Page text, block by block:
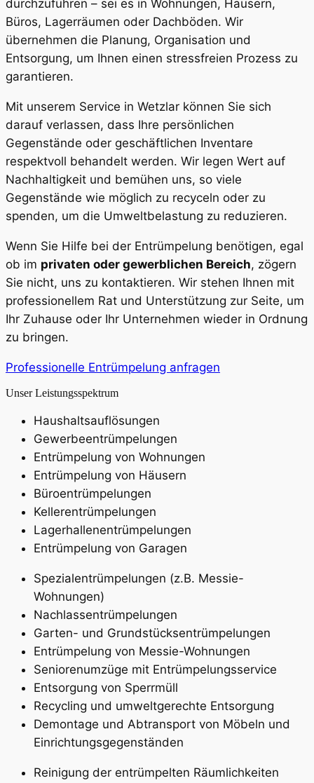
durchzuführen – sei es in Wohnungen, Häusern,
Büros, Lagerräumen oder Dachböden. Wir
übernehmen die Planung, Organisation und
Entsorgung, um Ihnen einen stressfreien Prozess zu
garantieren.
Mit unserem Service in Wetzlar können Sie sich
darauf verlassen, dass Ihre persönlichen
Gegenstände oder geschäftlichen Inventare
respektvoll behandelt werden. Wir legen Wert auf
Nachhaltigkeit und bemühen uns, so viele
Gegenstände wie möglich zu recyceln oder zu
spenden, um die Umweltbelastung zu reduzieren.
Wenn Sie Hilfe bei der Entrümpelung benötigen, egal
ob im privaten oder gewerblichen Bereich, zögern
Sie nicht, uns zu kontaktieren. Wir stehen Ihnen mit
professionellem Rat und Unterstützung zur Seite, um
Ihr Zuhause oder Ihr Unternehmen wieder in Ordnung
zu bringen.
Professionelle Entrümpelung anfragen
Unser Leistungsspektrum
Haushaltsauflösungen
Gewerbeentrümpelungen
Entrümpelung von Wohnungen
Entrümpelung von Häusern
Büroentrümpelungen
Kellerentrümpelungen
Lagerhallenentrümpelungen
Entrümpelung von Garagen
Spezialentrümpelungen (z.B. Messie-
Wohnungen)
Nachlassentrümpelungen
Garten- und Grundstücksentrümpelungen
Entrümpelung von Messie-Wohnungen
Seniorenumzüge mit Entrümpelungsservice
Entsorgung von Sperrmüll
Recycling und umweltgerechte Entsorgung
Demontage und Abtransport von Möbeln und
Einrichtungsgegenständen
Reinigung der entrümpelten Räumlichkeiten